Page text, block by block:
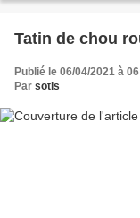
Tatin de chou
Publié le 06/04/2021 à
Par sotis